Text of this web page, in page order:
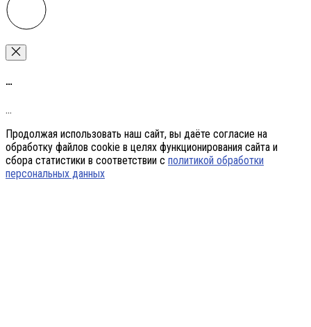
…
…
Продолжая использовать наш сайт, вы даёте согласие на
обработку файлов cookie в целях функционирования сайта и
сбора статистики в соответствии с политикой обработки
персональных данных